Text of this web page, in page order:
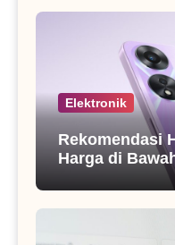
Elektronik
Rekomendasi
Harga di